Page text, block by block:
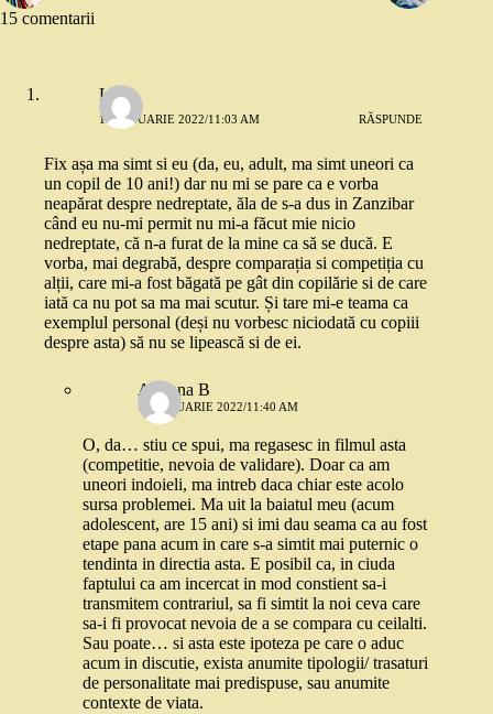
15 comentarii
Lia
13 IANUARIE 2022/11:03 AM RĂSPUNDE
Fix așa ma simt si eu (da, eu, adult, ma simt uneori ca
un copil de 10 ani!) dar nu mi se pare ca e vorba
neapărat despre nedreptate, ăla de s-a dus in Zanzibar
când eu nu-mi permit nu mi-a făcut mie nicio
nedreptate, că n-a furat de la mine ca să se ducă. E
vorba, mai degrabă, despre comparația si competiția cu
alții, care mi-a fost băgată pe gât din copilărie si de care
iată ca nu pot sa ma mai scutur. Și tare mi-e teama ca
exemplul personal (deși nu vorbesc niciodată cu copiii
despre asta) să nu se lipească si de ei.
Adriana B
13 IANUARIE 2022/11:40 AM
O, da… stiu ce spui, ma regasesc in filmul asta
(competitie, nevoia de validare). Doar ca am
uneori indoieli, ma intreb daca chiar este acolo
sursa problemei. Ma uit la baiatul meu (acum
adolescent, are 15 ani) si imi dau seama ca au fost
etape pana acum in care s-a simtit mai puternic o
tendinta in directia asta. E posibil ca, in ciuda
faptului ca am incercat in mod constient sa-i
transmitem contrariul, sa fi simtit la noi ceva care
sa-i fi provocat nevoia de a se compara cu ceilalti.
Sau poate… si asta este ipoteza pe care o aduc
acum in discutie, exista anumite tipologii/ trasaturi
de personalitate mai predispuse, sau anumite
contexte de viata.